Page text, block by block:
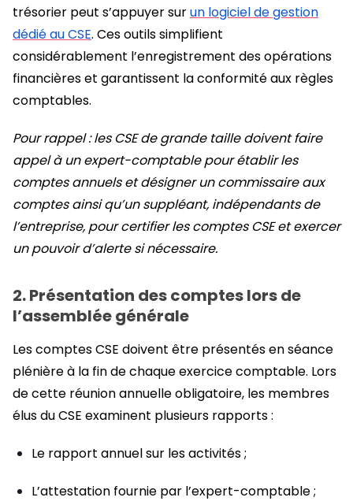
trésorier peut s’appuyer surun logiciel de gestion
dédié au CSE. Ces outils simplifient
considérablement l’enregistrement des opérations
financières et garantissent la conformité aux règles
comptables.
Pour rappel : les CSE de grande taille doivent faire
appel à un expert-comptable pour établir les
comptes annuels et désigner un commissaire aux
comptes ainsi qu’un suppléant, indépendants de
l’entreprise, pour certifier les comptes CSE et exercer
un pouvoir d’alerte si nécessaire.
2. Présentation des comptes lors de
l’assemblée générale
Les comptes CSE doivent être présentés en séance
plénière à la fin de chaque exercice comptable. Lors
de cette réunion annuelle obligatoire, les membres
élus du CSE examinent plusieurs rapports :
Le rapport annuel sur les activités ;
L’attestation fournie par l’expert-comptable ;